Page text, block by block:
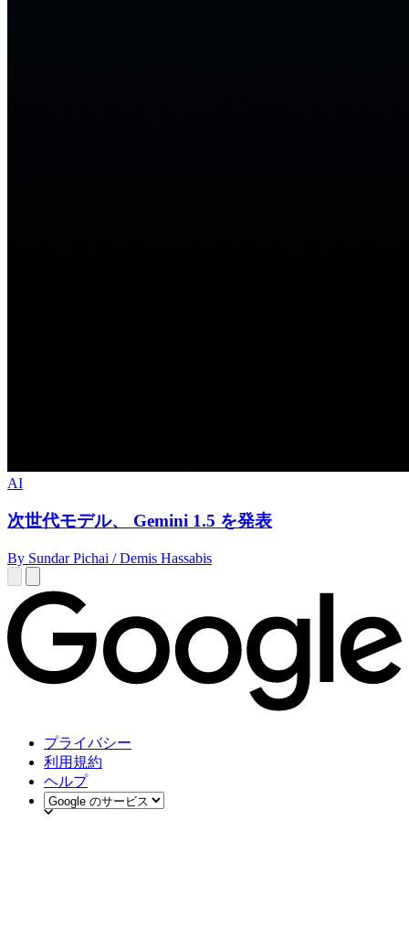
AI
次世代モデル、 Gemini 1.5 を発表
By Sundar Pichai / Demis Hassabis
プライバシー
利用規約
ヘルプ